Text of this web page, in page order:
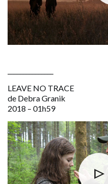
LEAVE NO TRACE
de Debra Granik
2018 – 01h59